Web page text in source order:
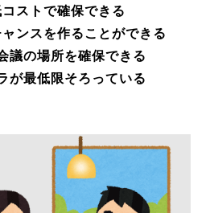
ストで確保できる
ンスを作ることができる
議の場所を確保できる
が最低限そろっている